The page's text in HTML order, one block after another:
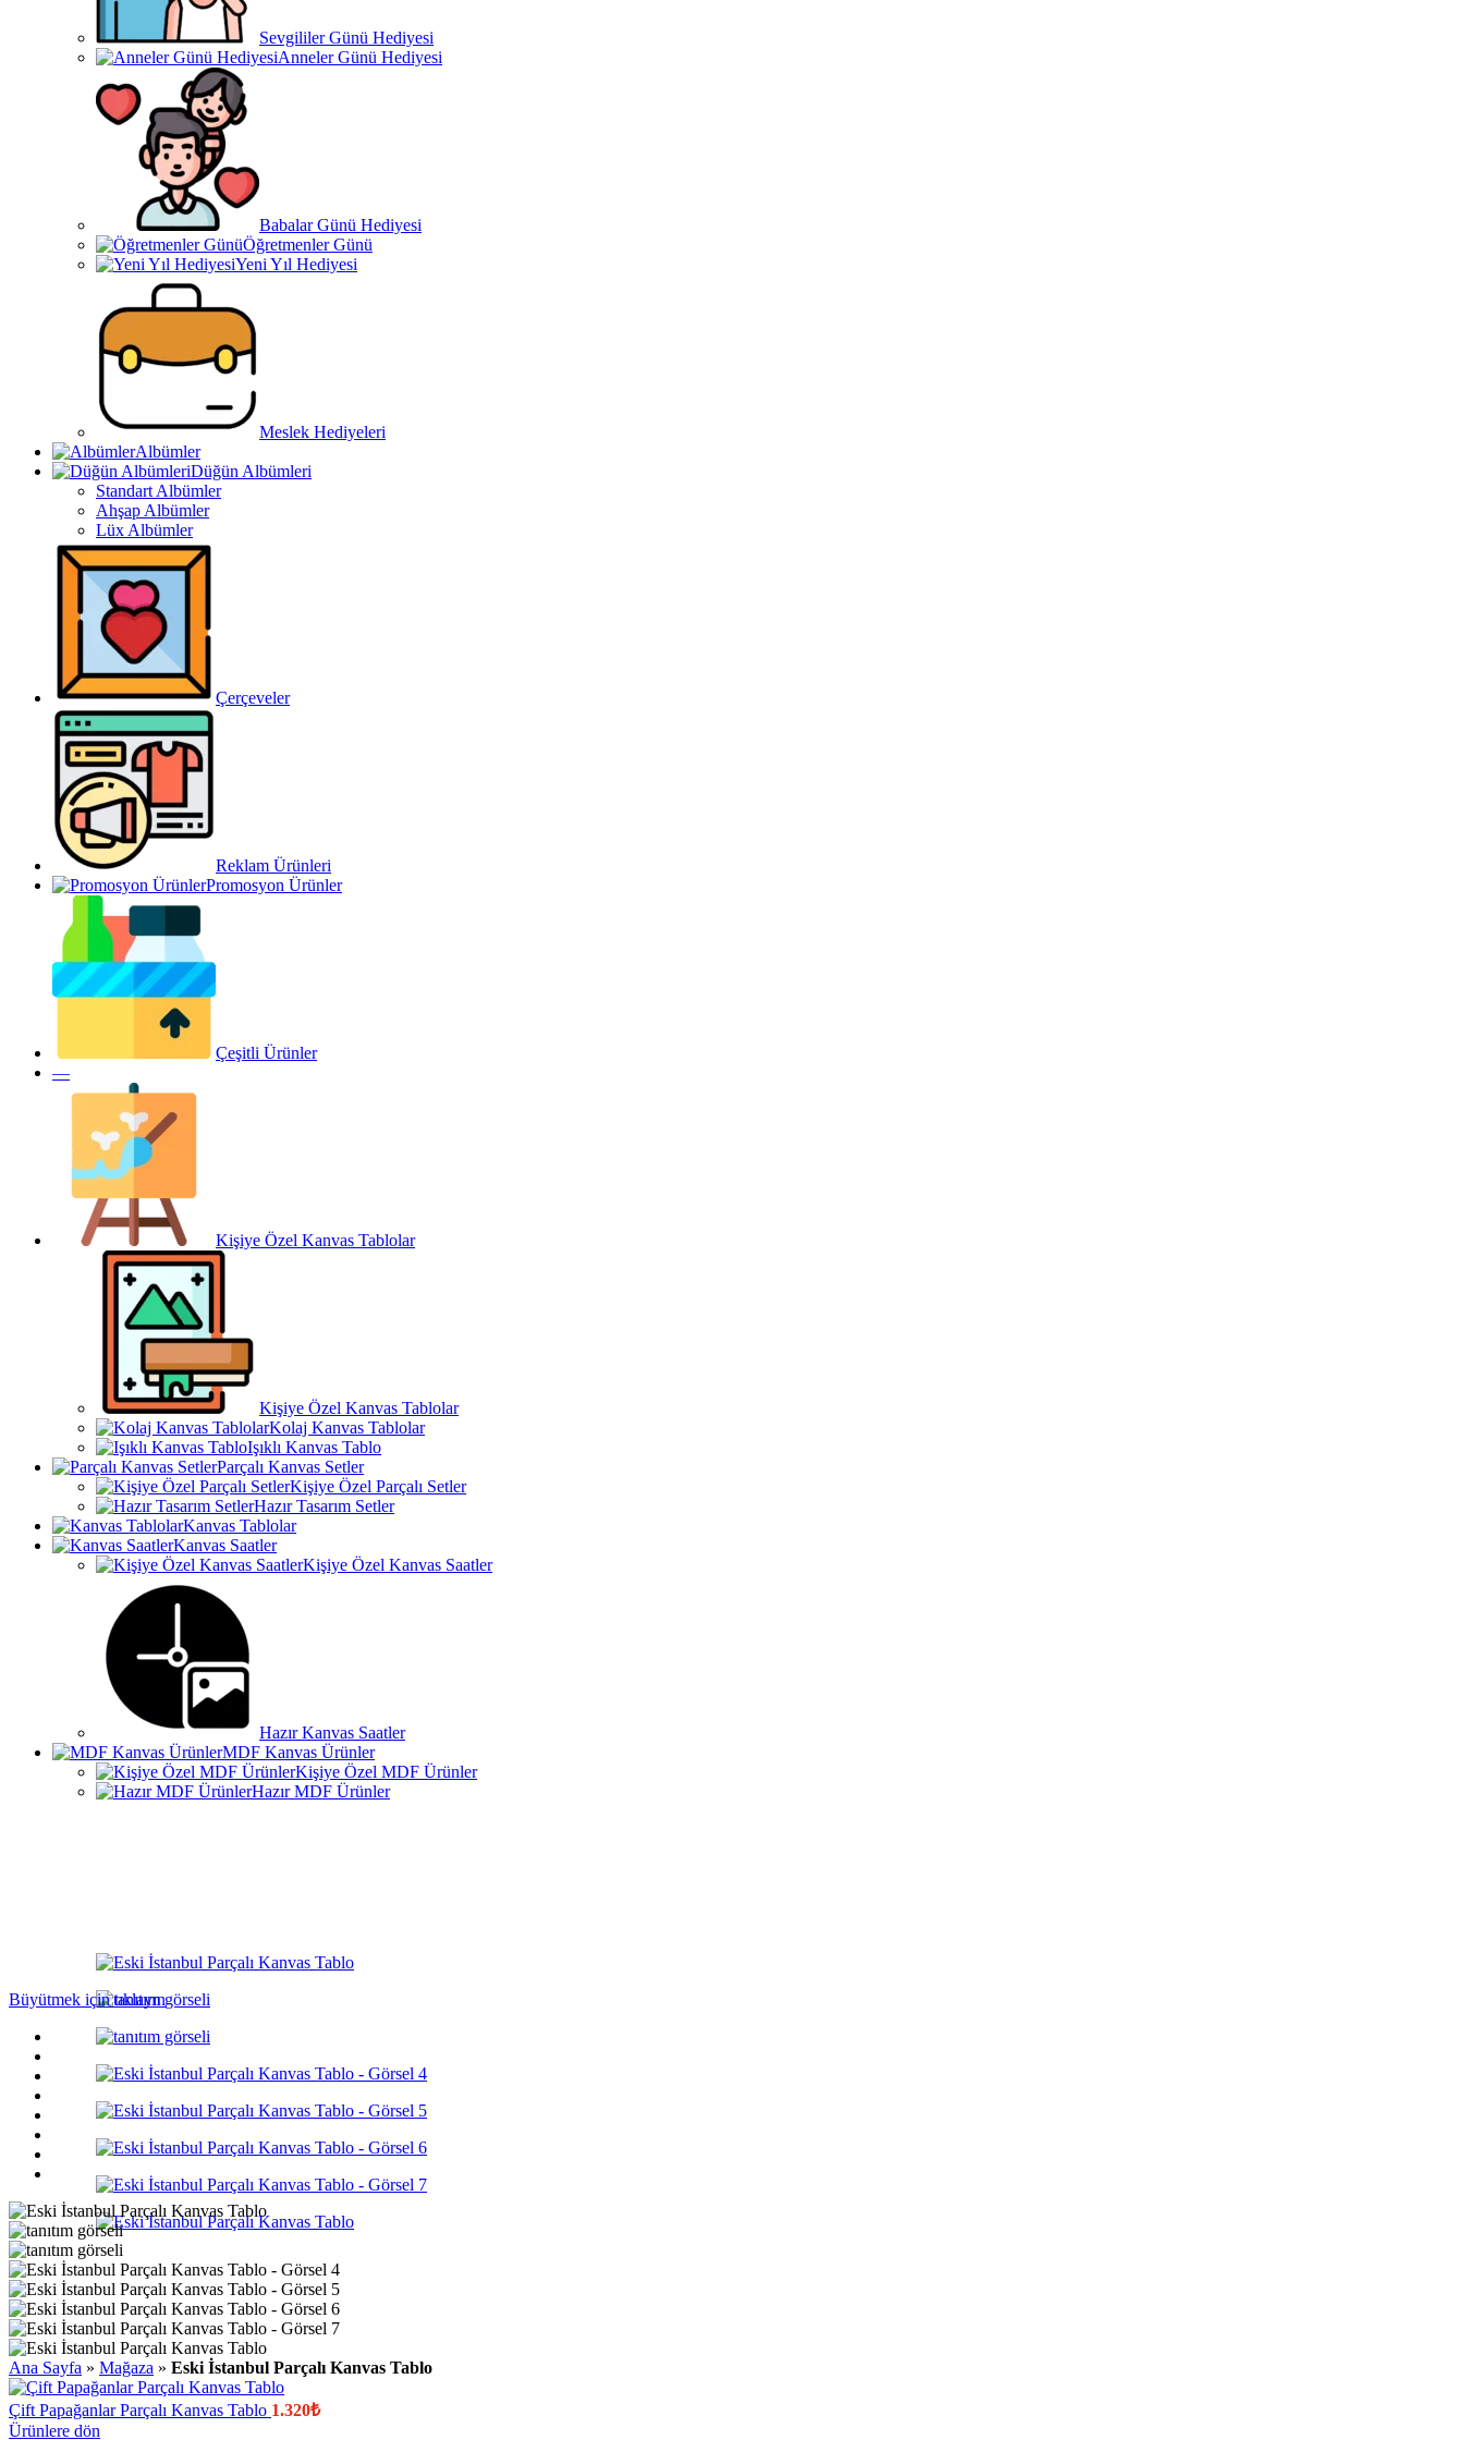
Sevgililer Günü Hediyesi
Anneler Günü Hediyesi
Babalar Günü Hediyesi
Öğretmenler Günü
Yeni Yıl Hediyesi
Meslek Hediyeleri
Albümler
Düğün Albümleri
Standart Albümler
Ahşap Albümler
Lüx Albümler
Çerçeveler
Reklam Ürünleri
Promosyon Ürünler
Çeşitli Ürünler
—
Kişiye Özel Kanvas Tablolar
Kişiye Özel Kanvas Tablolar
Kolaj Kanvas Tablolar
Işıklı Kanvas Tablo
Parçalı Kanvas Setler
Kişiye Özel Parçalı Setler
Hazır Tasarım Setler
Kanvas Tablolar
Kanvas Saatler
Kişiye Özel Kanvas Saatler
Hazır Kanvas Saatler
MDF Kanvas Ürünler
Kişiye Özel MDF Ürünler
Hazır MDF Ürünler
Büyütmek için tıklayın
Ana Sayfa » Mağaza » Eski İstanbul Parçalı Kanvas Tablo
Çift Papağanlar Parçalı Kanvas Tablo 1.320₺
Ürünlere dön